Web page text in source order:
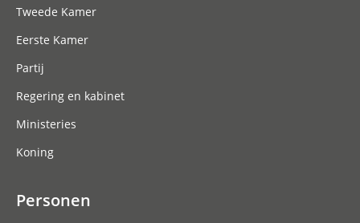
Tweede Kamer
Eerste Kamer
Partij
Regering en kabinet
Ministeries
Koning
Personen